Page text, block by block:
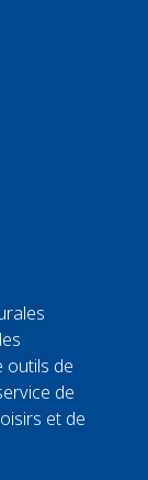
outils de
de
et de